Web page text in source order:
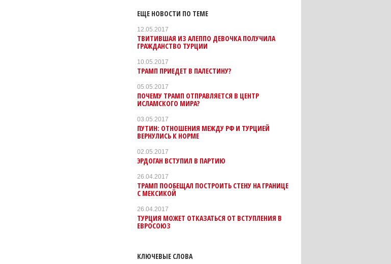
ЕЩЕ НОВОСТИ ПО ТЕМЕ
12.05.2017
ТВИТИВШАЯ ИЗ АЛЕППО ДЕВОЧКА ПОЛУЧИЛА
ГРАЖДАНСТВО ТУРЦИИ
10.05.2017
ТРАМП ПРИЕДЕТ В ПАЛЕСТИНУ?
05.05.2017
ПОЧЕМУ ТРАМП ОТПРАВЛЯЕТСЯ В ЦЕНТР
ИСЛАМСКОГО МИРА?
03.05.2017
ПУТИН: ОТНОШЕНИЯ МЕЖДУ РФ И ТУРЦИЕЙ
ВЕРНУЛИСЬ К НОРМЕ
02.05.2017
ЭРДОГАН ВСТУПИЛ В ПАРТИЮ
26.04.2017
ТРАМП ПООБЕЩАЛ ПОСТРОИТЬ СТЕНУ НА ГРАНИЦЕ
С МЕКСИКОЙ
26.04.2017
ТУРЦИЯ МОЖЕТ ОТКАЗАТЬСЯ ОТ ВСТУПЛЕНИЯ В
ЕВРОСОЮЗ
КЛЮЧЕВЫЕ СЛОВА